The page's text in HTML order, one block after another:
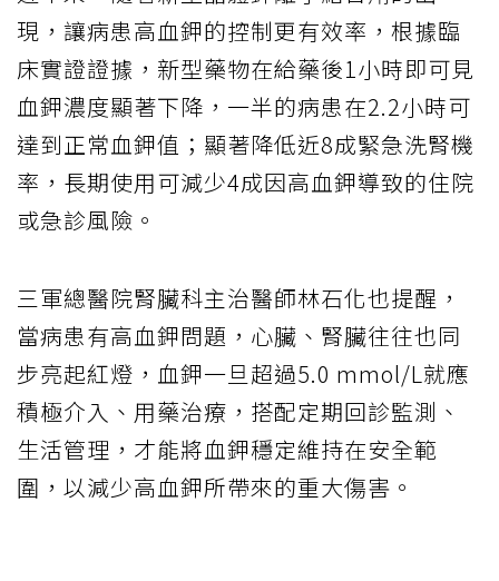
現，讓病患高血鉀的控制更有效率，根據臨
床實證證據，新型藥物在給藥後1小時即可見
血鉀濃度顯著下降，一半的病患在2.2小時可
達到正常血鉀值；顯著降低近8成緊急洗腎機
率，長期使用可減少4成因高血鉀導致的住院
或急診風險。
三軍總醫院腎臟科主治醫師林石化也提醒，
當病患有高血鉀問題，心臟、腎臟往往也同
步亮起紅燈，血鉀一旦超過5.0 mmol/L就應
積極介入、用藥治療，搭配定期回診監測、
生活管理，才能將血鉀穩定維持在安全範
圍，以減少高血鉀所帶來的重大傷害。